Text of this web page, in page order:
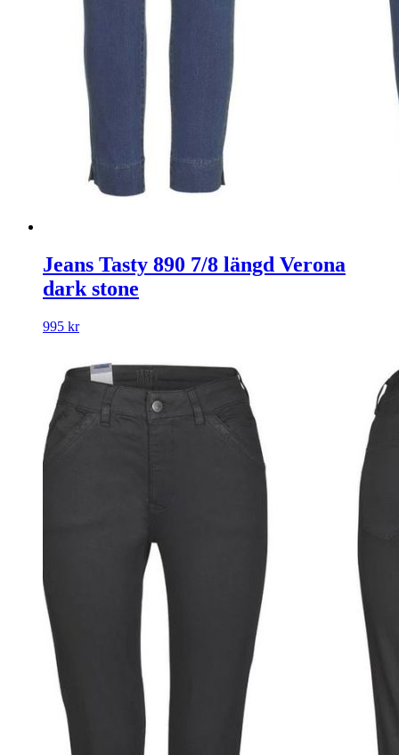
Jeans Tasty 890 7/8 längd Verona
dark stone
995 kr